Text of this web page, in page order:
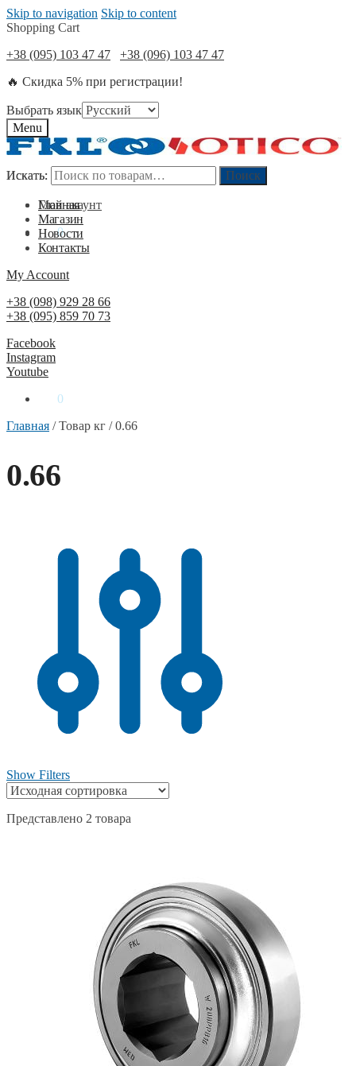
Skip to navigation Skip to content
Shopping Cart
+38 (095) 103 47 47
+38 (096) 103 47 47
🔥 Скидка 5% при регистрации!
Выбрать язык
Menu
Искать: Поиск
Мой акаунт
0₴ 0
Искать: Поиск
Главная
Магазин
Новости
Контакты
My Account
+38 (098) 929 28 66
+38 (095) 859 70 73
Facebook
Instagram
Youtube
0
Главная /Товар кг /0.66
0.66
Show Filters
Представлено 2 товара